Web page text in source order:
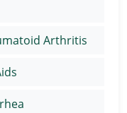
Arthritis